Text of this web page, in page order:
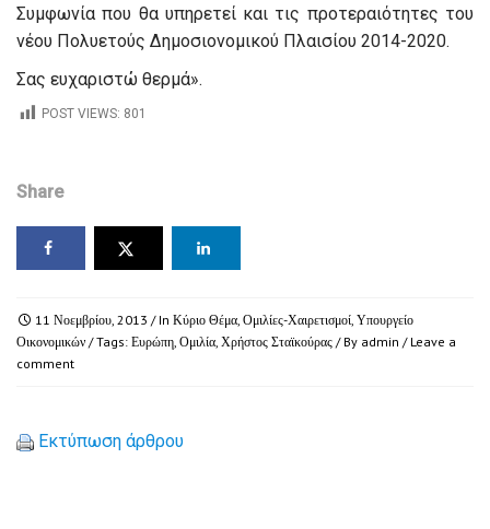
Συμφωνία που θα υπηρετεί και τις προτεραιότητες του
νέου Πολυετούς Δημοσιονομικού Πλαισίου 2014-2020.
Σας ευχαριστώ θερμά».
POST VIEWS: 801
Share
11 Νοεμβρίου, 2013 / In Κύριο Θέμα, Ομιλίες-Χαιρετισμοί, Υπουργείο
Οικονομικών / Tags: Ευρώπη, Ομιλία, Χρήστος Σταϊκούρας / By admin / Leave a
comment
Εκτύπωση άρθρου